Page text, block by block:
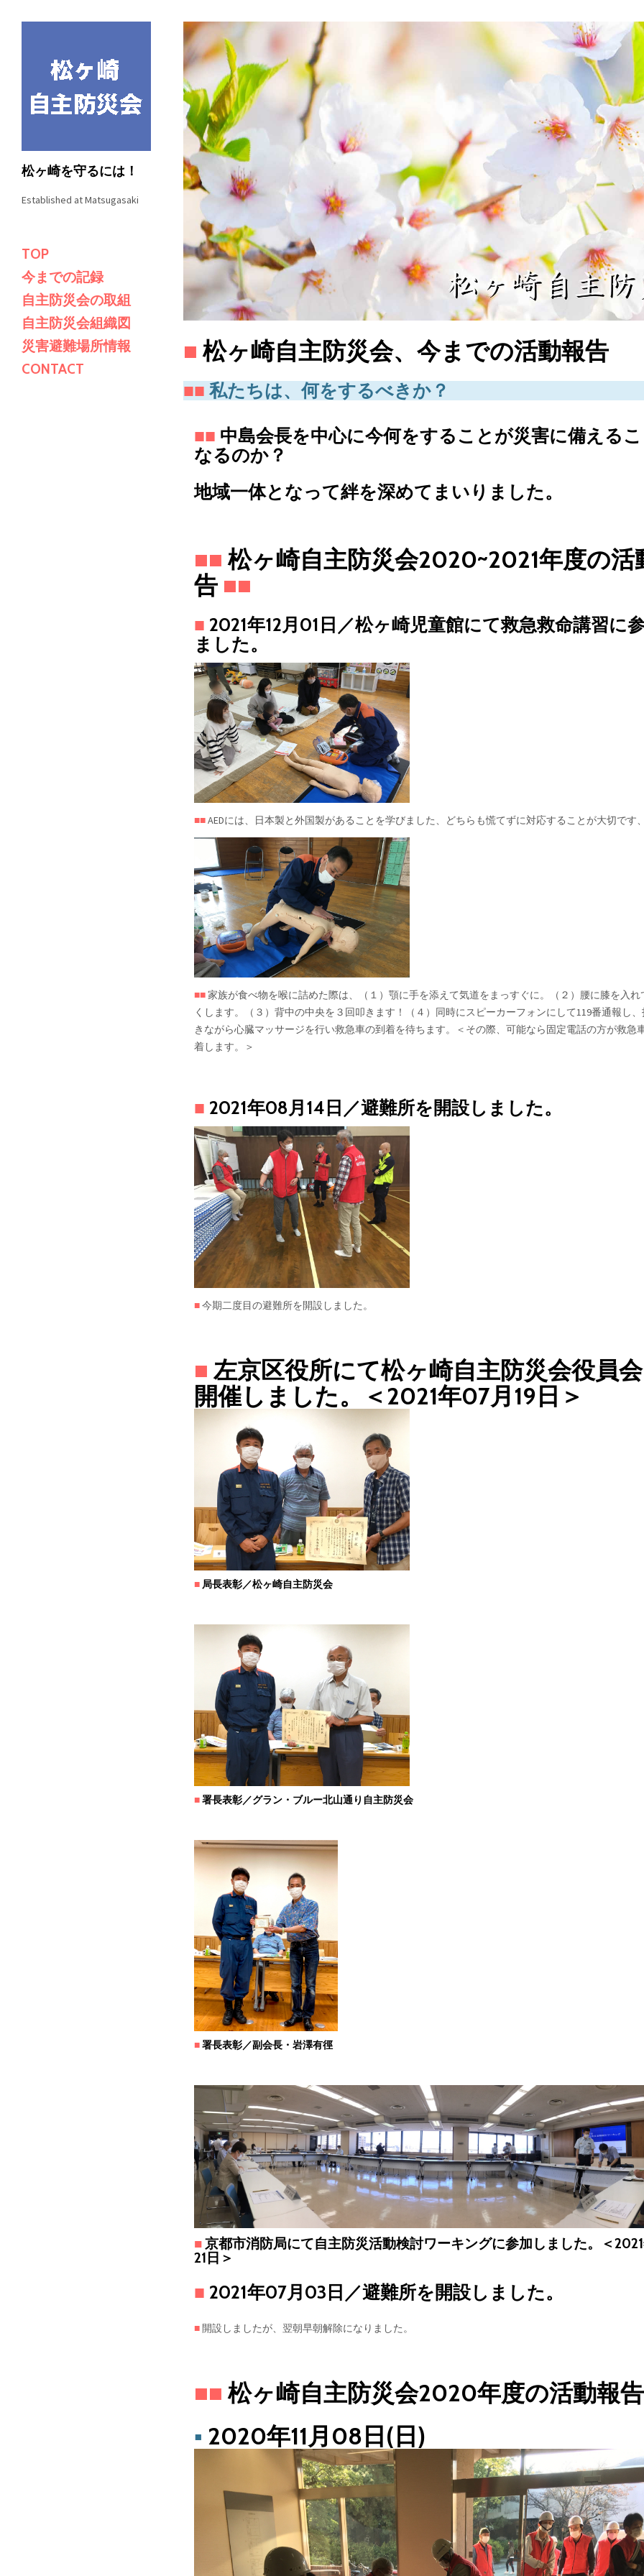
松ヶ崎を守るには！
Established at Matsugasaki
TOP
今までの記録
自主防災会の取組
自主防災会組織図
災害避難場所情報
CONTACT
■ 松ヶ崎自主防災会、今までの活動報告
■■ 私たちは、何をするべきか？
■■ 中島会長を中心に今何をすることが災害に備える
なるのか？
地域一体となって絆を深めてまいりました。
■■ 松ヶ崎自主防災会2020~2021年度の活
告 ■■
■ 2021年12月01日／松ヶ崎児童館にて救急救命講習に
ました。
■■AEDには、日本製と外国製があることを学びました、どちらも慌てずに対応することが大切です
■■家族が食べ物を喉に詰めた際は、（１）顎に手を添えて気道をまっすぐに。（２）腰に膝を入れ
くします。（３）背中の中央を３回叩きます！（４）同時にスピーカーフォンにして119番通報し
きながら心臓マッサージを行い救急車の到着を待ちます。＜その際、可能なら固定電話の方が救急
着します。＞
■ 2021年08月14日／避難所を開設しました。
■今期二度目の避難所を開設しました。
■ 左京区役所にて松ヶ崎自主防災会役員
開催しました。＜2021年07月19日＞
■ 局長表彰／松ヶ崎自主防災会
■署長表彰／グラン・ブルー北山通り自主防災会
■署長表彰／副会長・岩澤有徑
■京都市消防局にて自主防災活動検討ワーキングに参加しました。＜
21日＞
■ 2021年07月03日／避難所を開設しました。
■ 開設しましたが、翌朝早朝解除になりました。
■■ 松ヶ崎自主防災会2020年度の活動報
▪ 2020年11月08日(日)